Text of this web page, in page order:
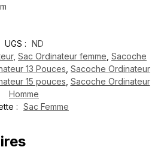
UGS : ND
, Sac Ordinateur femme Sacoche
13 Pouces Sacoche Ordinateur
15 pouces Sacoche Ordinateur
Homme
: Sac Femme